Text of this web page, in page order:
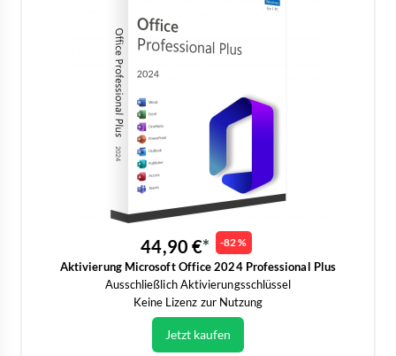
44,90 € -82 %
Aktivierung Microsoft Office 2024 Professional Plus
Ausschließlich Aktivierungsschlüssel
Keine Lizenz zur Nutzung
Jetzt kaufen